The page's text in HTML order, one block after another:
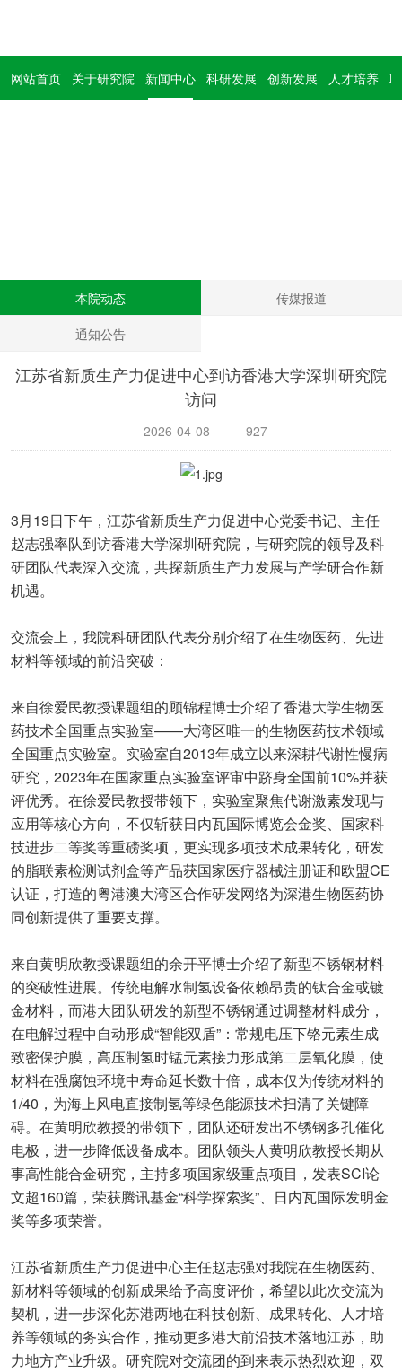
网站首页 关于研究院 新闻中心 科研发展 创新发展 人才培养
本院动态
传媒报道
通知公告
江苏省新质生产力促进中心到访香港大学深圳研究院
访问
2026-04-08 927
3月19日下午，江苏省新质生产力促进中心党委书记、主任
赵志强率队到访香港大学深圳研究院，与研究院的领导及科
研团队代表深入交流，共探新质生产力发展与产学研合作新
机遇。
交流会上，我院科研团队代表分别介绍了在生物医药、先进
材料等领域的前沿突破：
来自徐爱民教授课题组的顾锦程博士介绍了香港大学生物医
药技术全国重点实验室——大湾区唯一的生物医药技术领域
全国重点实验室。实验室自2013年成立以来深耕代谢性慢病
研究，2023年在国家重点实验室评审中跻身全国前10%并获
评优秀。在徐爱民教授带领下，实验室聚焦代谢激素发现与
应用等核心方向，不仅斩获日内瓦国际博览会金奖、国家科
技进步二等奖等重磅奖项，更实现多项技术成果转化，研发
的脂联素检测试剂盒等产品获国家医疗器械注册证和欧盟CE
认证，打造的粤港澳大湾区合作研发网络为深港生物医药协
同创新提供了重要支撑。
来自黄明欣教授课题组的余开平博士介绍了新型不锈钢材料
的突破性进展。传统电解水制氢设备依赖昂贵的钛合金或镀
金材料，而港大团队研发的新型不锈钢通过调整材料成分，
在电解过程中自动形成“智能双盾”：常规电压下铬元素生成
致密保护膜，高压制氢时锰元素接力形成第二层氧化膜，使
材料在强腐蚀环境中寿命延长数十倍，成本仅为传统材料的
1/40，为海上风电直接制氢等绿色能源技术扫清了关键障
碍。在黄明欣教授的带领下，团队还研发出不锈钢多孔催化
电极，进一步降低设备成本。团队领头人黄明欣教授长期从
事高性能合金研究，主持多项国家级重点项目，发表SCI论
文超160篇，荣获腾讯基金“科学探索奖”、日内瓦国际发明金
奖等多项荣誉。
江苏省新质生产力促进中心主任赵志强对我院在生物医药、
新材料等领域的创新成果给予高度评价，希望以此次交流为
契机，进一步深化苏港两地在科技创新、成果转化、人才培
养等领域的务实合作，推动更多港大前沿技术落地江苏，助
力地方产业升级。研究院对交流团的到来表示热烈欢迎，双